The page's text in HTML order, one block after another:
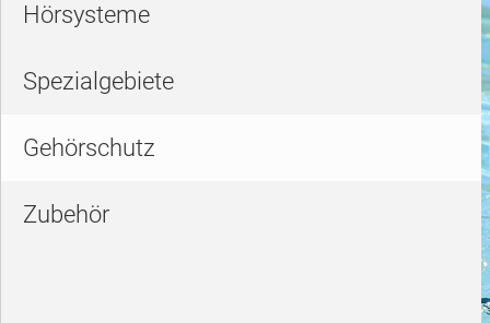
Home
Hörlösung
Service
Shop
Hörsysteme
Spezialgebiete
Gehörschutz
Zubehör